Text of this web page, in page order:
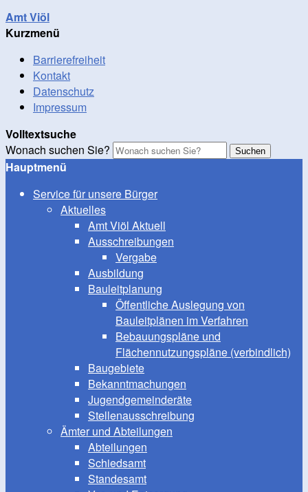
Amt Viöl
Kurzmenü
Barrierefreiheit
Kontakt
Datenschutz
Impressum
Volltextsuche
Wonach suchen Sie?
Suchen
Hauptmenü
Service für unsere Bürger
Aktuelles
Amt Viöl Aktuell
Ausschreibungen
Vergabe
Ausbildung
Bauleitplanung
Öffentliche Auslegung von
Bauleitplänen im Verfahren
Bebauungspläne und
Flächennutzungspläne (verbindlich)
Baugebiete
Bekanntmachungen
Jugendgemeinderäte
Stellenausschreibung
Ämter und Abteilungen
Abteilungen
Schiedsamt
Standesamt